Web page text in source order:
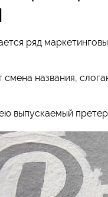
ряд
смена названия,
выпускаемый